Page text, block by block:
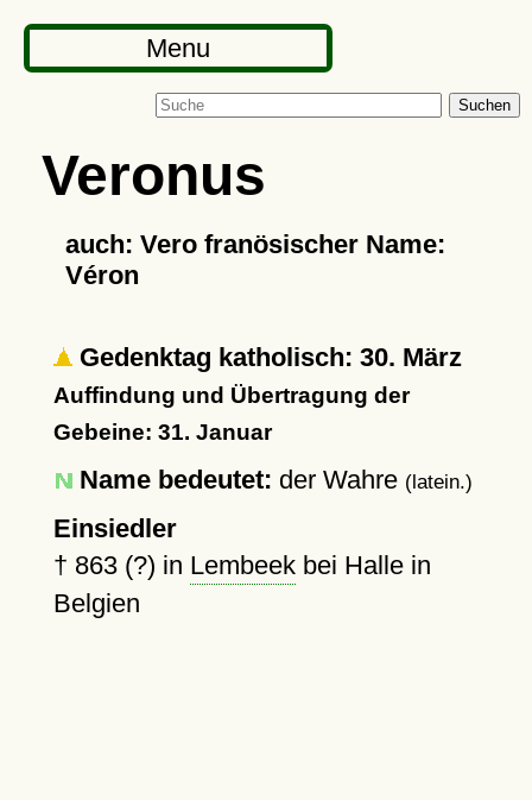
Menu
Suchen
Veronus
auch: Vero franösischer Name:
Véron
Gedenktag katholisch: 30. März
Auffindung und Übertragung der
Gebeine: 31. Januar
Name bedeutet: der Wahre (latein.)
Einsiedler
† 863 (?) in Lembeekbei Halle in
Belgien